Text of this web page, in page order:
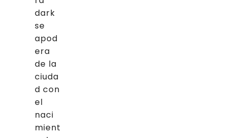
dark
se
apod
era
de la
ciuda
d con
el
naci
mient